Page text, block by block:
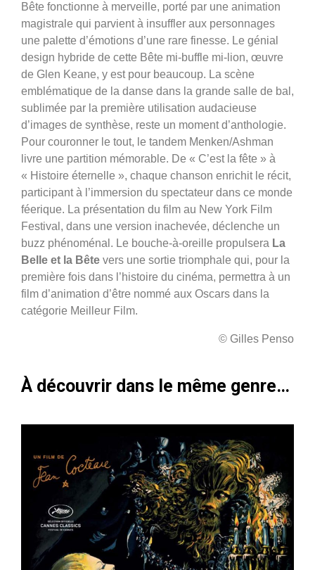
Bête fonctionne à merveille, porté par une animation
magistrale qui parvient à insuffler aux personnages
une palette d’émotions d’une rare finesse. Le génial
design hybride de cette Bête mi-buffle mi-lion, œuvre
de Glen Keane, y est pour beaucoup. La scène
emblématique de la danse dans la grande salle de bal,
sublimée par la première utilisation audacieuse
d’images de synthèse, reste un moment d’anthologie.
Pour couronner le tout, le tandem Menken/Ashman
livre une partition mémorable. De « C’est la fête » à
« Histoire éternelle », chaque chanson enrichit le récit,
participant à l’immersion du spectateur dans ce monde
féerique. La présentation du film au New York Film
Festival, dans une version inachevée, déclenche un
buzz phénoménal. Le bouche-à-oreille propulsera La
Belle et la Bête vers une sortie triomphale qui, pour la
première fois dans l’histoire du cinéma, permettra à un
film d’animation d’être nommé aux Oscars dans la
catégorie Meilleur Film.
© Gilles Penso
À découvrir dans le même genre…